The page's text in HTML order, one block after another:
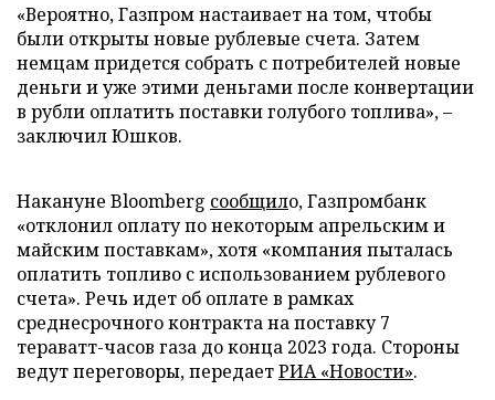
«Вероятно, Газпром настаивает на том, чтобы
были открыты новые рублевые счета. Затем
немцам придется собрать с потребителей новые
деньги и уже этими деньгами после конвертации
в рубли оплатить поставки голубого топлива», –
заключил Юшков.
Накануне Bloomberg сообщило, Газпромбанк
«отклонил оплату по некоторым апрельским и
майским поставкам», хотя «компания пыталась
оплатить топливо с использованием рублевого
счета». Речь идет об оплате в рамках
среднесрочного контракта на поставку 7
тераватт-часов газа до конца 2023 года. Стороны
ведут переговоры, передаетРИА «Новости».